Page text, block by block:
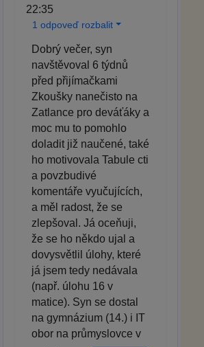
22:35
1 odpoveď rozbalit
Dobrý večer, syn
navštěvoval 6 týdnů
před přijímačkami
Zkoušky nanečisto na
Zatlance pro deváťáky a
moc mu to pomohlo
doladit již naučené, také
ho motivovala Tabule cti
a povzbudivé
komentáře vyučujících,
a měl radost, že se
zlepšoval. Já oceňuji,
že se ho někdo ujal a
dovysvětlil úlohy, které
já jsem tedy nedávala
(např. úlohu 16 v
matice). Syn se dostal
na gymnázium (14.) i IT
obor na průmyslovce v